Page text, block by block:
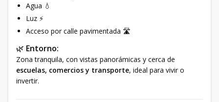
Agua 💧
Luz ⚡
Acceso por calle pavimentada 🛣️
🌿 Entorno:
Zona tranquila, con vistas panorámicas y cerca de
escuelas, comercios y transporte, ideal para vivir o
invertir.